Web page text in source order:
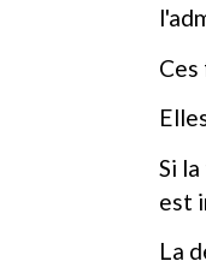
Si
est
La